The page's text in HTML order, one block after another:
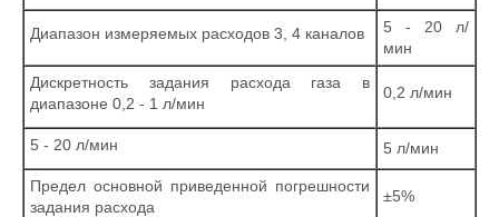
Диапазон измеряемых расходов 3, 4 каналов
5 - 20 л/
мин
Дискретность задания расхода газа в
диапазоне 0,2 - 1 л/мин
0,2 л/мин
5 - 20 л/мин 5 л/мин
Предел основной приведенной погрешности
задания расхода
±5%